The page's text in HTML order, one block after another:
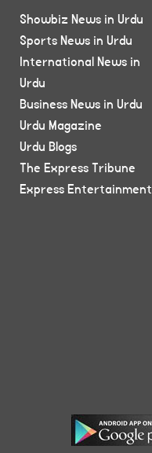
Showbiz News in Urdu
Sports News in Urdu
International News in
Urdu
Business News in Urdu
Urdu Magazine
Urdu Blogs
The Express Tribune
Express Entertainment